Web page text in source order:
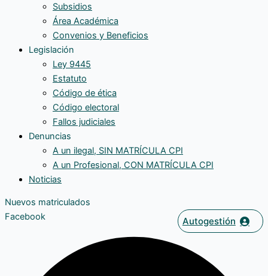
Subsidios
Área Académica
Convenios y Beneficios
Legislación
Ley 9445
Estatuto
Código de ética
Código electoral
Fallos judiciales
Denuncias
A un ilegal, SIN MATRÍCULA CPI
A un Profesional, CON MATRÍCULA CPI
Noticias
Nuevos matriculados
Autogestión
Facebook